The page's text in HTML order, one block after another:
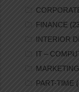
FINANCE
INTERIOR
IT –
PART-TIME